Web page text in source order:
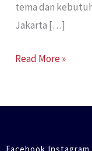
tema dan
Jakarta […]
Read More »
Facebook Instagram